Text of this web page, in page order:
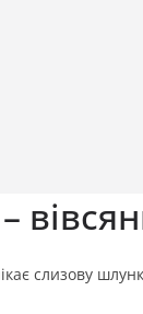
слизову